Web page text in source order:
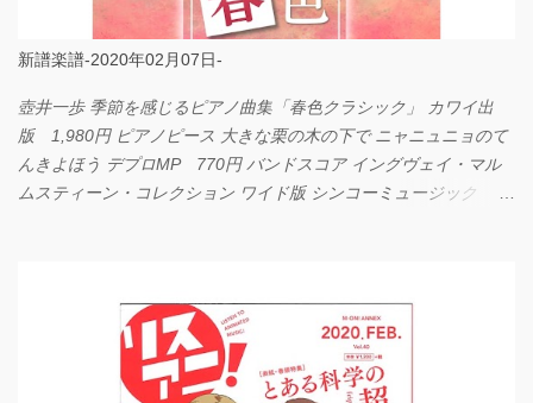
新譜楽譜-2020年02月07日-
壺井一歩 季節を感じるピアノ曲集「春色クラシック」 カワイ出
版 1,980円 ピアノピース 大きな栗の木の下で ニャニュニョのて
んきよほう デプロMP 770円 バンドスコア イングヴェイ・マル
ムスティーン・コレクション ワイド版 シンコーミュージック